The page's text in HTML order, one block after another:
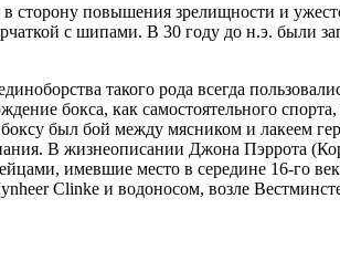
сторону повышения зрелищности и
с шипами. В 30 году до н.э. были
такого рода всегда
бокса, как самостоятельного
был бой между мясником и лакеем
В жизнеописании Джона Пэррота
имевшие место в середине 16-го
Clinke и водоносом, возле